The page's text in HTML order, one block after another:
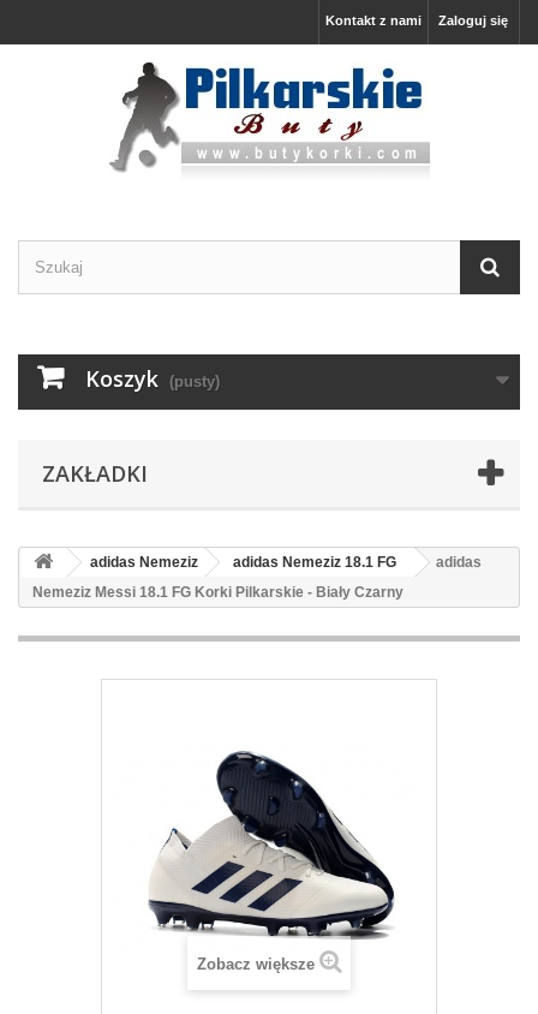
Zaloguj się
Kontakt z nami
Koszyk (pusty)
ZAKŁADKI
adidas Nemeziz adidas Nemeziz 18.1 FG
adidas
Nemeziz Messi 18.1 FG Korki Pilkarskie - Biały Czarny
Zobacz większe